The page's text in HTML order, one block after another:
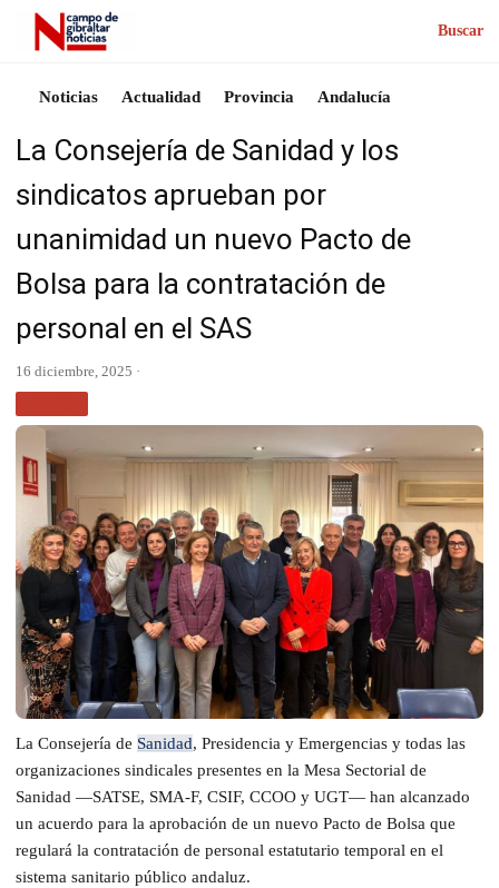
Buscar
Noticias Actualidad Provincia Andalucía
La Consejería de Sanidad y los
sindicatos aprueban por
unanimidad un nuevo Pacto de
Bolsa para la contratación de
personal en el SAS
16 diciembre, 2025 ·
La Consejería de Sanidad, Presidencia y Emergencias y todas las
organizaciones sindicales presentes en la Mesa Sectorial de
Sanidad —SATSE, SMA-F, CSIF, CCOO y UGT— han alcanzado
un acuerdo para la aprobación de un nuevo Pacto de Bolsa que
regulará la contratación de personal estatutario temporal en el
sistema sanitario público andaluz.